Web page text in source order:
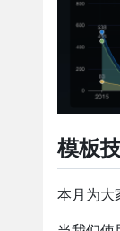
模板
本月为大